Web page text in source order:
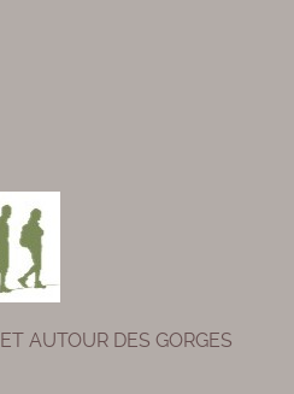
AUTOUR DES GORGES